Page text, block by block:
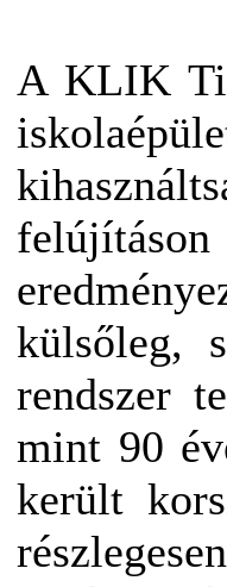
A KLIK
külsőleg,
rendszer
mint 90
került